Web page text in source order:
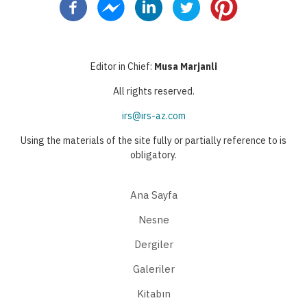
kullanılan
Editor in Chief: Musa Marjanli
All rights reserved.
irs@irs-az.com
Using the materials of the site fully or partially reference to is
obligatory.
Ana Sayfa
Nesne
Dergiler
Galeriler
Kitabın